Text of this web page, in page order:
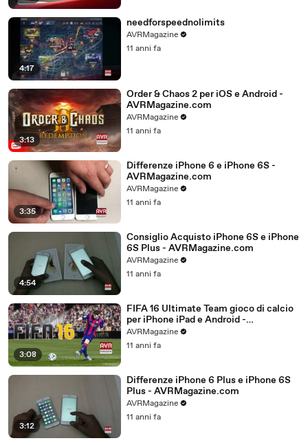
4:17
needforspeednolimits
AVRMagazine
11 anni fa
3:13
Order & Chaos 2 per iOS e Android -
AVRMagazine.com
AVRMagazine
11 anni fa
3:35
Differenze iPhone 6 e iPhone 6S -
AVRMagazine.com
AVRMagazine
11 anni fa
4:54
Consiglio Acquisto iPhone 6S e iPhone
6S Plus - AVRMagazine.com
AVRMagazine
11 anni fa
3:08
FIFA 16 Ultimate Team gioco di calcio
per iPhone iPad e Android -
AVRMagazine.com
AVRMagazine
11 anni fa
3:12
Differenze iPhone 6 Plus e iPhone 6S
Plus - AVRMagazine.com
AVRMagazine
11 anni fa